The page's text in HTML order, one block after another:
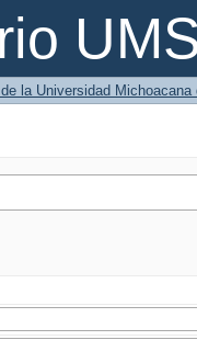
la Universidad